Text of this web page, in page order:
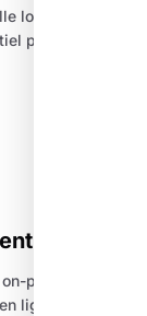
locale et
pour votre
page,
ligne sous 3